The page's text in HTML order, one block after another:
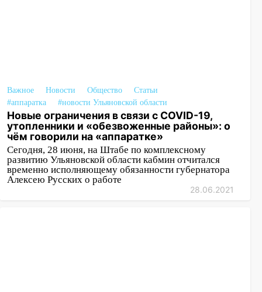
Важное Новости Общество
Статьи
#аппаратка
#новости Ульяновской области
Новые ограничения в связи с COVID-19,
утопленники и «обезвоженные районы»: о
чём говорили на «аппаратке»
Сегодня, 28 июня, на Штабе по комплексному
развитию Ульяновской области кабмин отчитался
временно исполняющему обязанности губернатора
Алексею Русских о работе
28.06.2021